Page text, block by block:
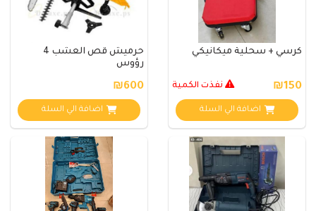
كرسي + سحلية ميكانيكي
₪150 نفذت الكمية
اضافة الي السلة
حرميش قص العشب 4
رؤوس
₪600
اضافة الي السلة